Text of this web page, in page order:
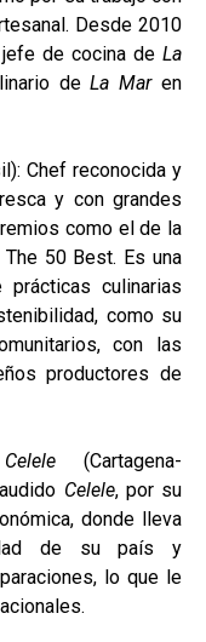
Desde 2010
de cocina deLa
deLa Maren
Chef reconocida y
y con grandes
como el de la
50 Best. Es una
culinarias
como su
con las
productores de
Celele(Cartagena-
Celele, por su
donde lleva
de su país y
lo que le